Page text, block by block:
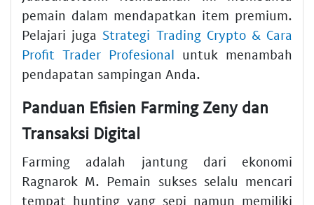
pemain dalam mendapatkan item premium.
Pelajari jugaStrategi Trading Crypto & Cara
Profit Trader Profesional untuk menambah
pendapatan sampingan Anda.
Panduan Efisien Farming Zeny dan
Transaksi Digital
Farming adalah jantung dari ekonomi
Ragnarok M. Pemain sukses selalu mencari
tempat hunting yang sepi namun memiliki